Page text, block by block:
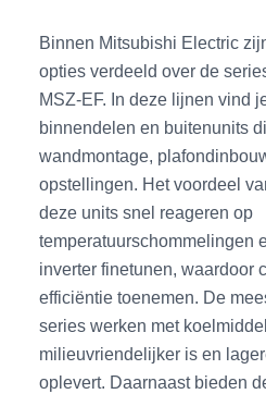
Binnen Mitsubishi Electric
opties verdeeld over de
MSZ-EF. In deze lijnen vind
binnendelen en buitenunits
wandmontage,
opstellingen. Het voordeel
deze units snel reageren op
temperatuurschommelingen
inverter finetunen, waardoor
efficiëntie toenemen. De
series werken met
milieuvriendelijker is en
oplevert. Daarnaast bieden